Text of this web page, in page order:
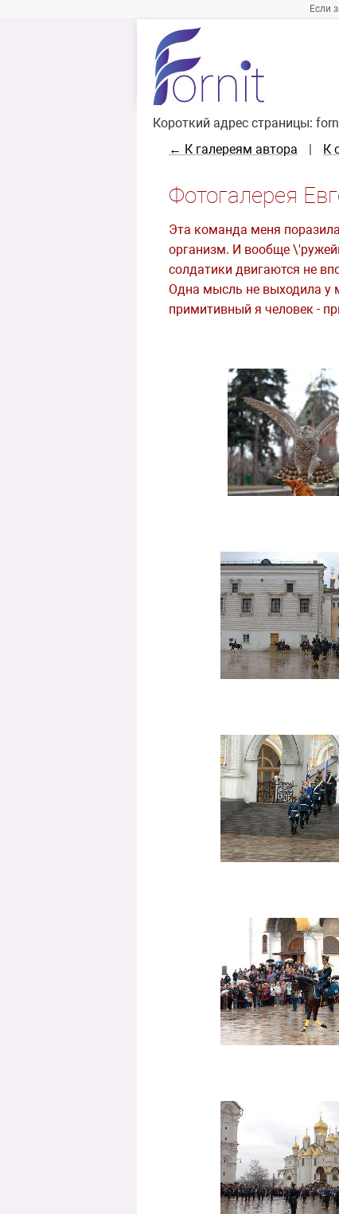
Если
Короткий адрес страницы:
← К галереям автора К
Фотогалерея
Эта команда меня
организм. И вообще
солдатики двигаются не
Одна мысль не выходила у
примитивный я человек -